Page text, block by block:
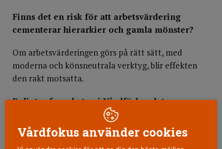
Finns det en risk för att arbetsvärdering
cementerar hierarkier och gamla mönster?
Om arbetsvärderingen görs på rätt sätt, med
moderna och könsneutrala verktyg, blir effekten
den rakt motsatta.
Enligt erfarenheten i Vårdförbundets
avdelningar går det åt mycket kraft och
resurser till arbetsvärdering och det sägs
stjäla utrymme från den individuella
Vårdfokus använder cookies